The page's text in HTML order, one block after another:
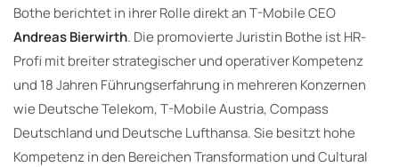
Bothe berichtet in ihrer Rolle direkt an T-Mobile CEO
Andreas Bierwirth. Die promovierte Juristin Bothe ist HR-
Profi mit breiter strategischer und operativer Kompetenz
und 18 Jahren Führungserfahrung in mehreren Konzernen
wie Deutsche Telekom, T-Mobile Austria, Compass
Deutschland und Deutsche Lufthansa. Sie besitzt hohe
Kompetenz in den Bereichen Transformation und Cultural